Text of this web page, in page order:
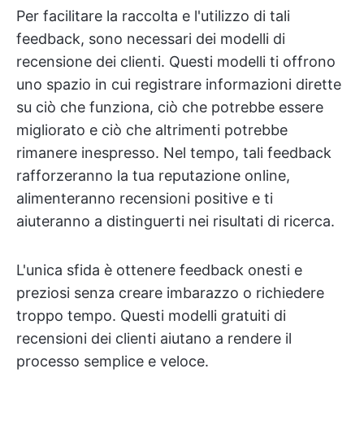
Per facilitare la raccolta e l'utilizzo di tali
feedback, sono necessari dei modelli di
recensione dei clienti. Questi modelli ti offrono
uno spazio in cui registrare informazioni dirette
su ciò che funziona, ciò che potrebbe essere
migliorato e ciò che altrimenti potrebbe
rimanere inespresso. Nel tempo, tali feedback
rafforzeranno la tua reputazione online,
alimenteranno recensioni positive e ti
aiuteranno a distinguerti nei risultati di ricerca.
L'unica sfida è ottenere feedback onesti e
preziosi senza creare imbarazzo o richiedere
troppo tempo. Questi modelli gratuiti di
recensioni dei clienti aiutano a rendere il
processo semplice e veloce.